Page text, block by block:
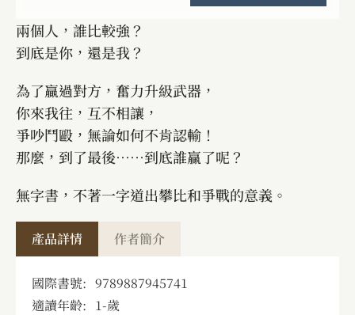
兩個人，誰比較強？
到底是你，還是我？
為了贏過對方，奮力升級武器，
你來我往，互不相讓，
爭吵鬥毆，無論如何不肯認輸！
那麼，到了最後……到底誰贏了呢？
無字書，不著一字道出攀比和爭戰的意義。
產品詳情 作者簡介
國際書號: 9789887945741
適讀年齡: 1-歲